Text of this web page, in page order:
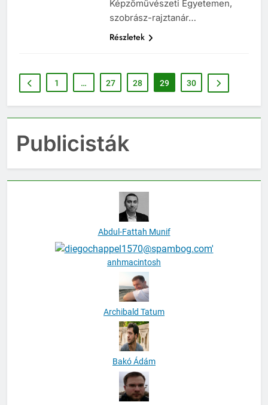
Képzőművészeti Egyetemen,
szobrász-rajztanár…
Részletek
1 … 27 28 29 30
Publicisták
Abdul-Fattah Munif
anhmacintosh
Archibald Tatum
Bakó Ádám